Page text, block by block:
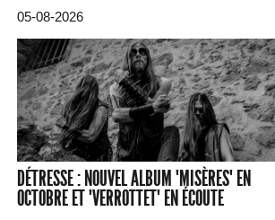
05-08-2026
DÉTRESSE : NOUVEL ALBUM "MISÈRES" EN
OCTOBRE ET "VERROTTET" EN ÉCOUTE